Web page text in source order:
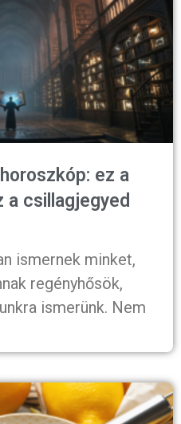
ez a
a csillagjegyed
ismernek minket,
regényhősök,
ismerünk. Nem